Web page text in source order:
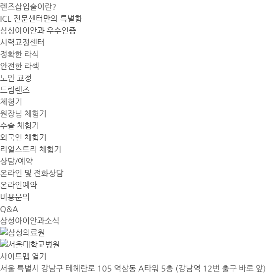
렌즈삽입술이란?
ICL 전문센터만의 특별함
삼성아이안과 우수인증
시력교정센터
정확한 라식
안전한 라섹
노안 교정
드림렌즈
체험기
원장님 체험기
수술 체험기
외국인 체험기
리얼스토리 체험기
상담/예약
온라인 및 전화상담
온라인예약
비용문의
Q&A
삼성아이안과소식
사이트맵 열기
서울 특별시 강남구 테헤란로 105 역삼동 A타워 5층 (강남역 12번 출구 바로 앞)